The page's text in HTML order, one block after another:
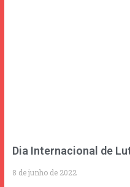
Dia Internacional de
8 de junho de 2022